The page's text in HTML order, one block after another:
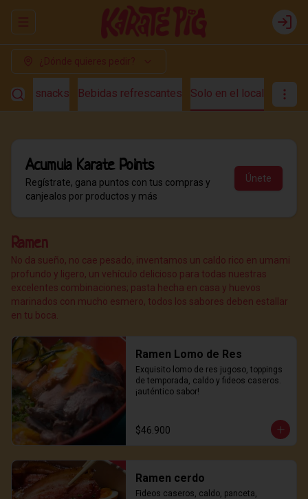
Abrir menu de navegación Login
¿Dónde quieres pedir?
Fast snacks Bebidas refrescantes Solo en el local
Acumula Karate Points
Regístrate, gana puntos con tus compras y
canjealos por productos y más
Únete
Ramen
No da sueño, no cae pesado, inventamos un caldo rico en umami
profundo y ligero, un vehículo delicioso para todas nuestras
excelentes combinaciones; pasta hecha en casa y huevos
marinados con mucho esmero, todos los sabores deben estallar
en tu boca.
Ramen Lomo de Res
Exquisito lomo de res jugoso, toppings
de temporada, caldo y fideos caseros.
¡auténtico sabor!
$46.900
Ramen cerdo
Fideos caseros, caldo, panceta,